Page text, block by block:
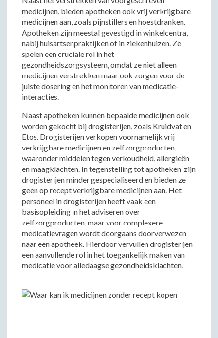
medicijnen, bieden apotheken ook vrij verkrijgbare
medicijnen aan, zoals pijnstillers en hoestdranken.
Apotheken zijn meestal gevestigd in winkelcentra,
nabij huisartsenpraktijken of in ziekenhuizen. Ze
spelen een cruciale rol in het
gezondheidszorgsysteem, omdat ze niet alleen
medicijnen verstrekken maar ook zorgen voor de
juiste dosering en het monitoren van medicatie-
interacties.
Naast apotheken kunnen bepaalde medicijnen ook
worden gekocht bij drogisterijen, zoals Kruidvat en
Etos. Drogisterijen verkopen voornamelijk vrij
verkrijgbare medicijnen en zelfzorgproducten,
waaronder middelen tegen verkoudheid, allergieën
en maagklachten. In tegenstelling tot apotheken, zijn
drogisterijen minder gespecialiseerd en bieden ze
geen op recept verkrijgbare medicijnen aan. Het
personeel in drogisterijen heeft vaak een
basisopleiding in het adviseren over
zelfzorgproducten, maar voor complexere
medicatievragen wordt doorgaans doorverwezen
naar een apotheek. Hierdoor vervullen drogisterijen
een aanvullende rol in het toegankelijk maken van
medicatie voor alledaagse gezondheidsklachten.